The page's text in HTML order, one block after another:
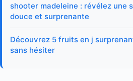
shooter madeleine : révélez une
douce et surprenante
Découvrez 5 fruits en j
sans hésiter